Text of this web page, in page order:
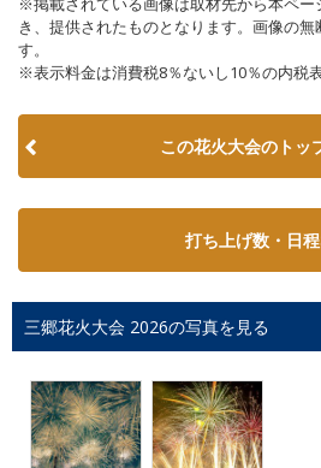
き、提供されたものとなります。画像の
す。
※表示料金は消費税8％ないし10％の内税表
この花火大会のトッ
打ち上げ数・日
三郷花火大会 2026の写真を見る